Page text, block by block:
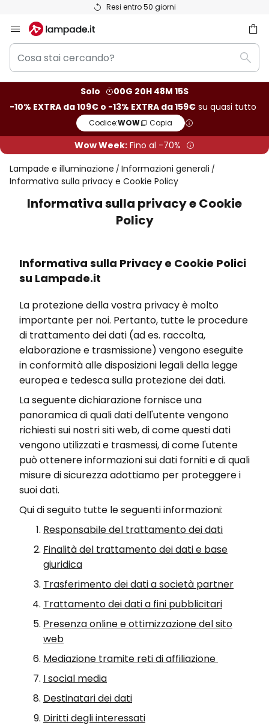
Resi entro 50 giorni
Salta
al
contenuto
Cosa
stai
cercando?
Solo
00G 20H 48M 14S
-10% EXTRA da 109€ o -13% EXTRA da 159€ su quasi tutto
Codice:WOW Copia
Wow Week: Fino al -70%
Lampade e illuminazione
Informazioni generali
Informativa sulla privacy e Cookie Policy
Informativa sulla privacy e Cookie
Policy
Informativa sulla Privacy e Cookie Polici
su Lampade.it
La protezione della vostra privacy è molto
importante per noi. Pertanto, tutte le procedure
di trattamento dei dati (ad es. raccolta,
elaborazione e trasmissione) vengono eseguite
in conformità alle disposizioni legali della legge
europea e tedesca sulla protezione dei dati.
La seguente dichiarazione fornisce una
panoramica di quali dati dell'utente vengono
richiesti sui nostri siti web, di come questi dati
vengono utilizzati e trasmessi, di come l'utente
può ottenere informazioni sui dati forniti e di quali
misure di sicurezza adottiamo per proteggere i
suoi dati.
Qui di seguito tutte le seguenti informazioni:
Responsabile del trattamento dei dati
Finalità del trattamento dei dati e base
giuridica
Trasferimento dei dati a società partner
Trattamento dei dati a fini pubblicitari
Presenza online e ottimizzazione del sito
web
Mediazione tramite reti di affiliazione
I social media
Destinatari dei dati
Diritti degli interessati